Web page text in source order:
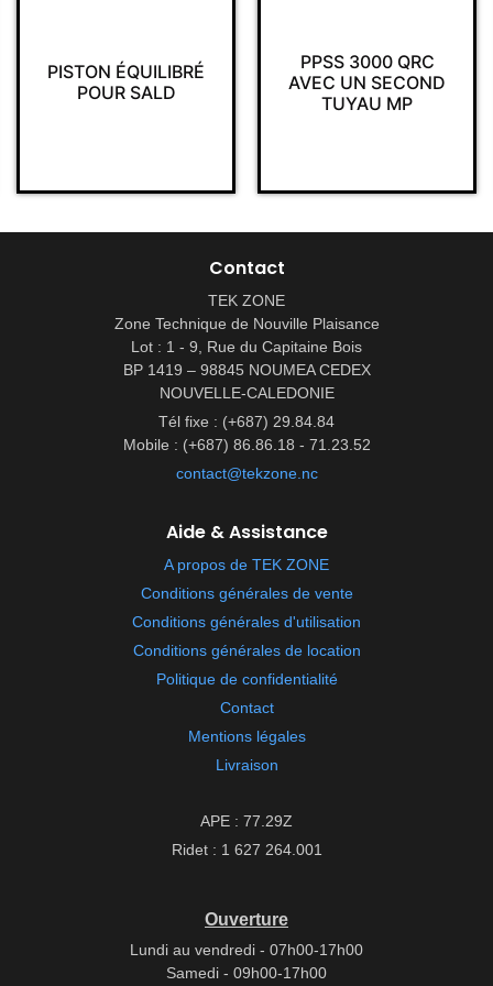
PPSS 3000 QRC
AVEC UN SECOND
TUYAU MP
PERMANENTE
ARI PAS LITE
Contact
TEK ZONE
Zone Technique de Nouville Plaisance
Lot : 1 - 9, Rue du Capitaine Bois
BP 1419 – 98845 NOUMEA CEDEX
NOUVELLE-CALEDONIE
Tél fixe : (+687) 29.84.84
Mobile : (+687) 86.86.18 - 71.23.52
contact@tekzone.nc
Aide & Assistance
A propos de TEK ZONE
Conditions générales de vente
Conditions générales d'utilisation
Conditions générales de location
Politique de confidentialité
Contact
Mentions légales
Livraison
APE : 77.29Z
Ridet : 1 627 264.001
Ouverture
Lundi au vendredi - 07h00-17h00
Samedi - 09h00-17h00